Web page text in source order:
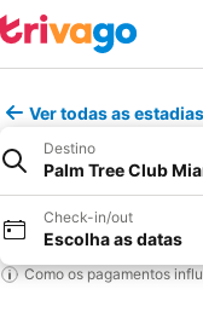
Ver todas as
Destino
Palm Tree Club
Check-in/out
Escolha as datas
Como os pagamentos